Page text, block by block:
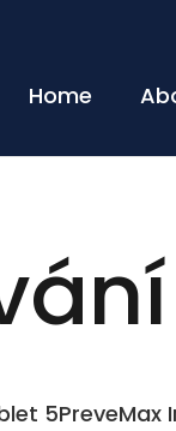
Home